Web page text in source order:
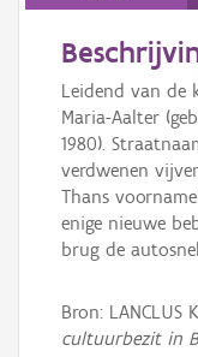
Leidend van de
Maria-Aalter
1980).
verdwenen
Thans
enige nieuwe
brug de
Bron: LANCLUS
cultuurbezit in